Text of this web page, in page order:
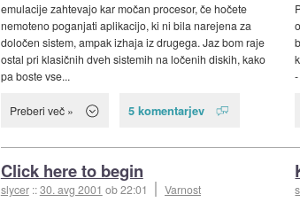
emulacije zahtevajo kar močan procesor, če hočete
nemoteno poganjati aplikacijo, ki ni bila narejena za
določen sistem, ampak izhaja iz drugega. Jaz bom raje
ostal pri klasičnih dveh sistemih na ločenih diskih, kako
pa boste vse...
Preberi več » 5 komentarjev
-
Click here to begin
slycer ::30. avg 2001 ob 22:01
Varnost